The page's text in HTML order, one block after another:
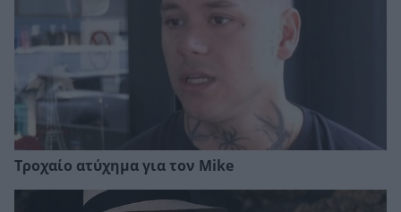
Τροχαίο ατύχημα για τον Mike